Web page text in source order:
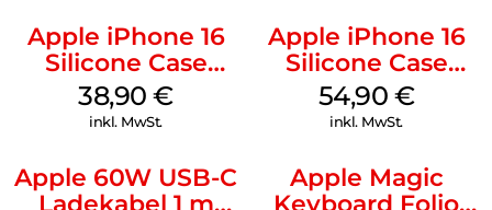
Apple iPhone 16
Silicone Case
MagSafe
Ultramarine
38,90€
inkl. MwSt.
Apple iPhone 16
Silicone Case
MagSafe Lake
Green
54,90 €
inkl. MwSt.
Apple 60W USB-C
Ladekabel 1 m
Apple Magic
Keyboard Folio